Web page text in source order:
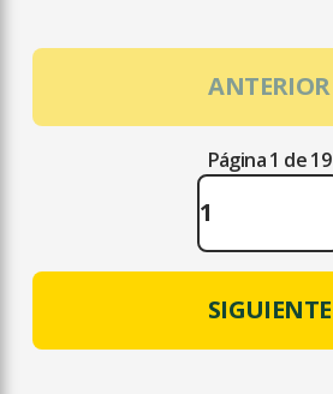
ANTERIOR
Página 1 de 19
SIGUIENTE